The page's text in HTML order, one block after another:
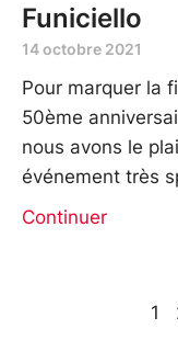
Funiciello
14 octobre 2021
Pour marquer la
50ème
nous avons le
événement très
Continuer
1